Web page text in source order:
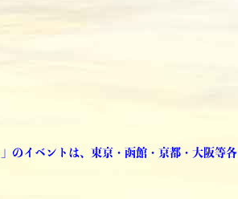
」のイベントは、東京・函館・京都・大阪等各